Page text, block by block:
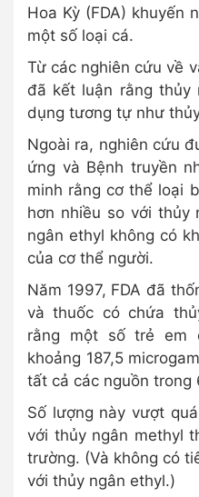
Hoa Kỳ (FDA) khuyến
một số loại cá.
Từ các nghiên cứu về
đã kết luận rằng thủy
dụng tương tự như
Ngoài ra, nghiên cứu
ứng và Bệnh truyền
minh rằng cơ thể loại
hơn nhiều so với thủy
ngân ethyl không có
của cơ thể người.
Năm 1997, FDA đã
và thuốc có chứa
rằng một số trẻ em
khoảng 187,5
tất cả các nguồn trong
Số lượng này vượt
với thủy ngân methyl
trường. (Và không có
với thủy ngân ethyl.)